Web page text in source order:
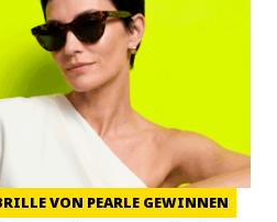
VON PEARLE GEWINNEN